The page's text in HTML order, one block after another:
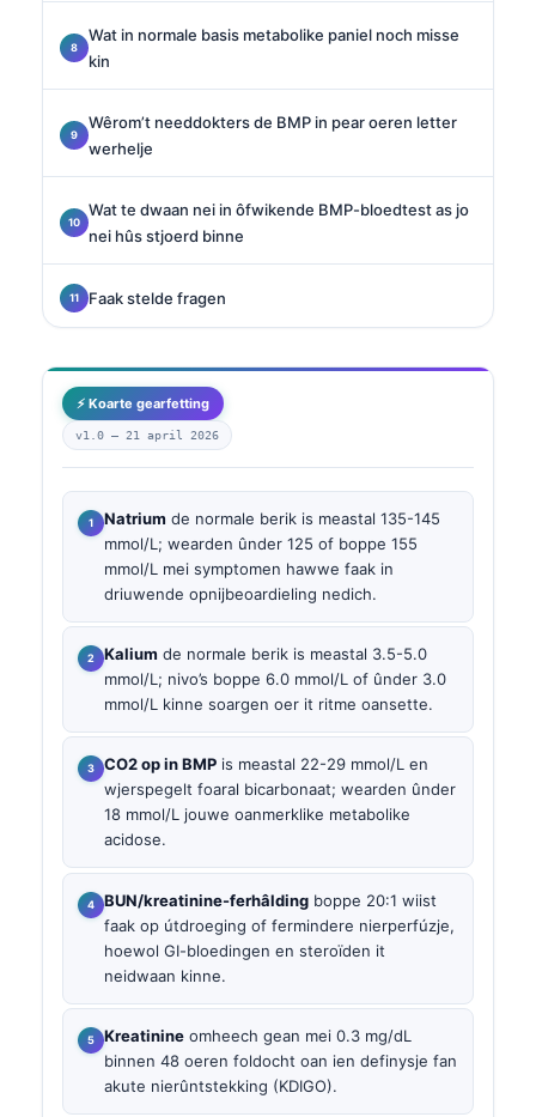
Wat in normale basis metabolike paniel noch misse
kin
Wêrom’t needdokters de BMP in pear oeren letter
werhelje
Wat te dwaan nei in ôfwikende BMP-bloedtest as jo
nei hûs stjoerd binne
Faak stelde fragen
⚡ Koarte gearfetting
v1.0 — 21 april 2026
Natrium de normale berik is meastal 135-145
mmol/L; wearden ûnder 125 of boppe 155
mmol/L mei symptomen hawwe faak in
driuwende opnijbeoardieling nedich.
Kalium de normale berik is meastal 3.5-5.0
mmol/L; nivo’s boppe 6.0 mmol/L of ûnder 3.0
mmol/L kinne soargen oer it ritme oansette.
CO2 op in BMP is meastal 22-29 mmol/L en
wjerspegelt foaral bicarbonaat; wearden ûnder
18 mmol/L jouwe oanmerklike metabolike
acidose.
BUN/kreatinine-ferhâlding boppe 20:1 wiist
faak op útdroeging of fermindere nierperfúzje,
hoewol GI-bloedingen en steroïden it
neidwaan kinne.
Kreatinine omheech gean mei 0.3 mg/dL
binnen 48 oeren foldocht oan ien definysje fan
akute nierûntstekking (KDIGO).